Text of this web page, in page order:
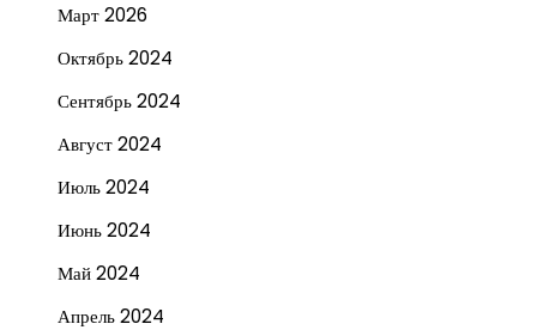
Март 2026
Октябрь 2024
Сентябрь 2024
Август 2024
Июль 2024
Июнь 2024
Май 2024
Апрель 2024